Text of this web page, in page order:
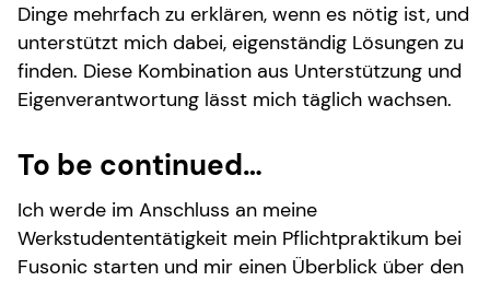
Dinge mehrfach zu erklären, wenn es nötig ist, und
unterstützt mich dabei, eigenständig Lösungen zu
finden. Diese Kombination aus Unterstützung und
Eigenverantwortung lässt mich täglich wachsen.
To be continued…
Ich werde im Anschluss an meine
Werkstudententätigkeit mein Pflichtpraktikum bei
Fusonic starten und mir einen Überblick über den